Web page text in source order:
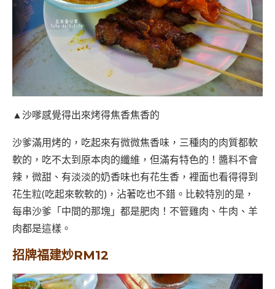
▲沙嗲感覺得出來烤得焦香焦香的
沙爹滿用烤的，吃起來有微微焦香味，三種肉的肉質都軟
軟的，吃不太到原本肉的纖維，但滿有特色的！醬料不會
辣，微甜、有淡淡的奶香味也有花生香，裡面也看得得到
花生粒(吃起來軟軟的)，沾著吃也不錯。比較特別的是，
每串沙爹「中間的那塊」都是肥肉！不管雞肉、牛肉、羊
肉都是這樣。
招牌福建炒RM12